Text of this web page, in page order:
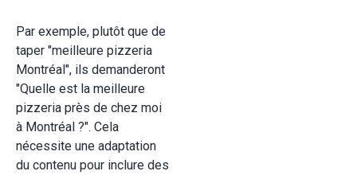
Par exemple, plutôt que de
taper "meilleure pizzeria
Montréal", ils demanderont
"Quelle est la meilleure
pizzeria près de chez moi
à Montréal ?". Cela
nécessite une adaptation
du contenu pour inclure des